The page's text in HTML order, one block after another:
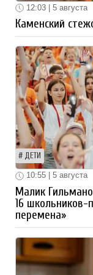
12:03 | 5 августа
Каменский
ДЕТИ
10:55 | 5 августа
Малик
16 школьников-
перемена»